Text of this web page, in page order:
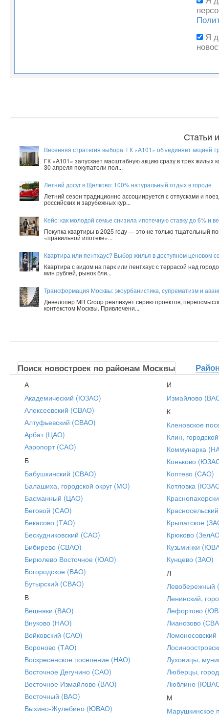
Я
Статьи
Весенняя стратегия выбора: ГК «А101» объединяет акцией
ГК «А101» запускает масштабную акцию сразу в трех
30 апреля покупатели пол...
Летний досуг в Щелково: 100% натуральный отдых в городе
Летний сезон традиционно ассоциируется с отпусками и
российских и зарубежных кур...
Кейс: как молодой семье снизила ипотечную ставку до 6% и
Покупка квартиры в 2025 году — это не только тщательный
«правильной ипотеке»...
Квартира или пентхаус? Выбор жилья в доступном ценовом
Квартира с видом на парк или пентхаус с террасой над
млн рублей, рынок бли...
Трансформация Москвы: экоурбанистика, супрематизм и
Девелопер MR Group реализует серию проектов,
контекстом Москвы. Привлечени...
Поиск новостроек по районам Москвы
А
Академический (ЮЗАО)
Алексеевский (СВАО)
Алтуфьевский (СВАО)
Арбат (ЦАО)
Аэропорт (САО)
Б
Бабушкинский (СВАО)
Балашиха, городской округ (МО)
Басманный (ЦАО)
Беговой (САО)
Бекасово (ТАО)
Бескудниковский (САО)
Бибирево (СВАО)
Бирюлево Восточное (ЮАО)
Богородское (ВАО)
Бутырский (СВАО)
В
Вешняки (ВАО)
Внуково (НАО)
Войковский (САО)
Вороново (ТАО)
Воскресенское поселение (НАО)
Восточное Дегунино (САО)
Восточное Измайлово (ВАО)
Восточный (ВАО)
Выхино-Жулебино (ЮВАО)
И
Измайлово
К
Кленовское
Клин,
Коммунарка
Коньково
Коптево (САО)
Котловка
Крылатское
Крюково
Кузьминки
Кунцево (ЗАО)
Л
Ленинский,
Лефортово
Лианозово
Луховицы,
Люберцы,
Люблино
М
Марушкинское